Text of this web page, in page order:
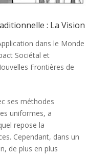
: La Vision
dans le Monde
Sociétal et
Frontières de
ses méthodes
uniformes, a
repose la
Cependant, dans un
de plus en plus